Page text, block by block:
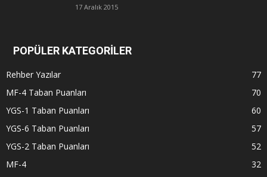
17 Aralık 2015
POPÜLER KATEGORİLER
Rehber Yazılar
77
MF-4 Taban Puanları
70
YGS-1 Taban Puanları
60
YGS-6 Taban Puanları
57
YGS-2 Taban Puanları
52
MF-4
32